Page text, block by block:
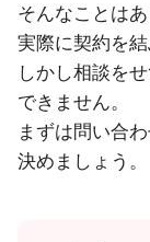
そんなことはあ
実際に契約を
しかし相談を
できません。
まずは問い合
決めましょう。